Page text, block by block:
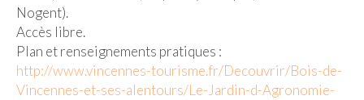
Nogent).
Accès libre.
Plan et renseignements pratiques :
http://www.vincennes-tourisme.fr/Decouvrir/Bois-de-
Vincennes-et-ses-alentours/Le-Jardin-d-Agronomie-